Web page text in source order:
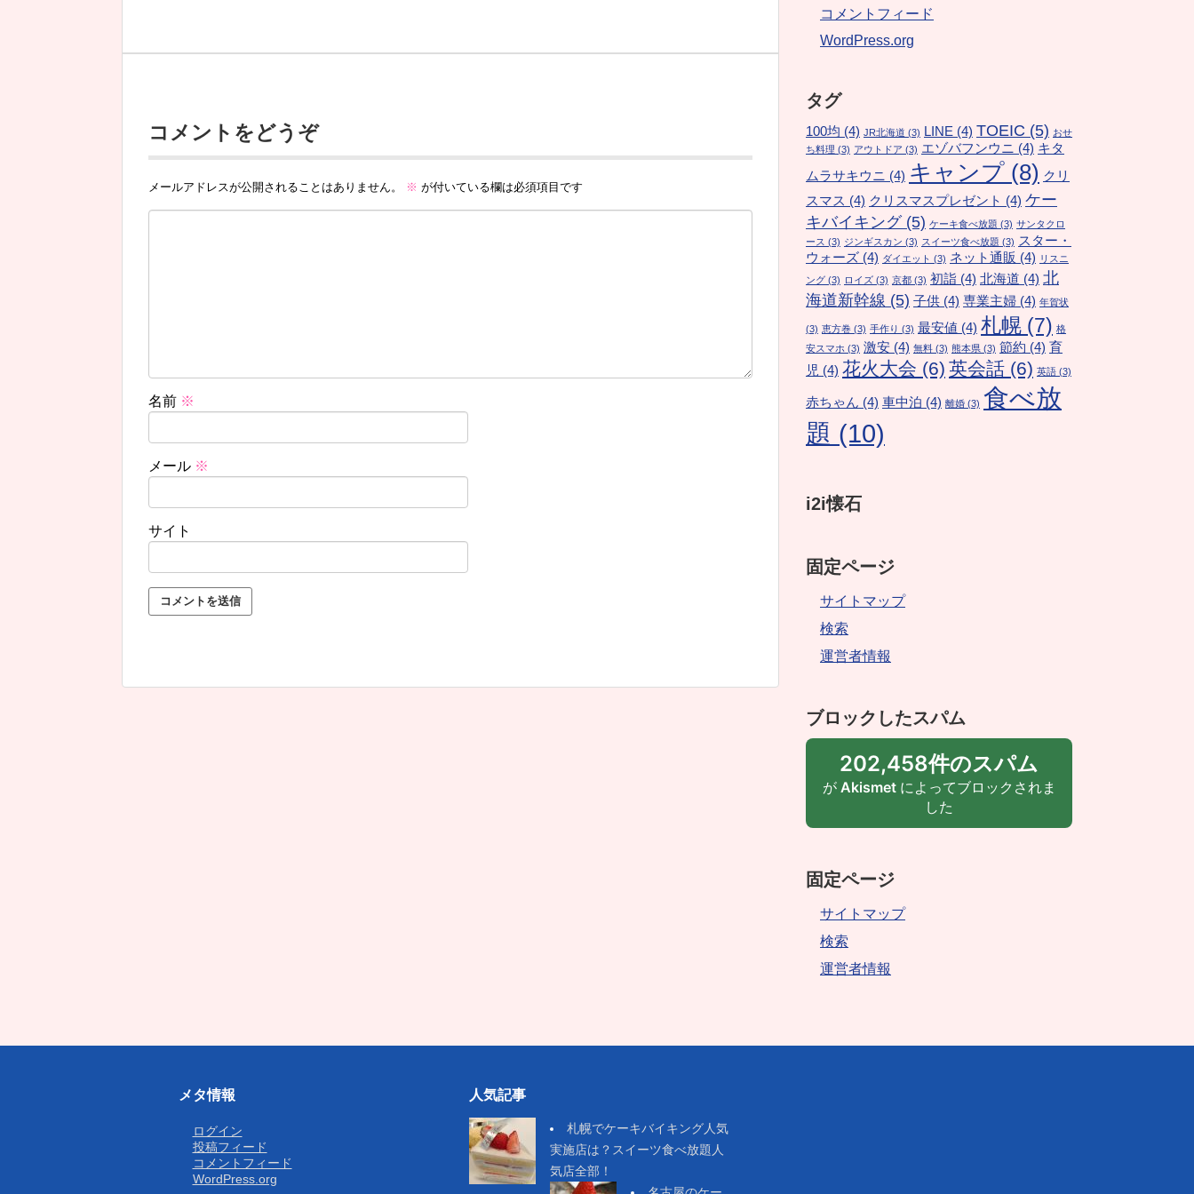
コメントをどうぞ
メールアドレスが公開されることはありません。 ※ が付いている欄は必須項目です
名前 ※
メール ※
サイト
コメントフィード
WordPress.org
タグ
100均 (4) JR北海道 (3) LINE (4) TOEIC (5) おせ
ち料理 (3) アウトドア (3) エゾバフンウニ (4) キタ
ムラサキウニ (4) キャンプ (8) クリ
スマス (4) クリスマスプレゼント (4) ケー
キバイキング(5) ケーキ食べ放題 (3) サンタクロ
ース (3) ジンギスカン (3) スイーツ食べ放題 (3) スター・
ウォーズ (4) ダイエット (3) ネット通販 (4) リスニ
ング (3) ロイズ (3) 京都 (3) 初詣 (4) 北海道 (4) 北
海道新幹線 (5) 子供 (4) 専業主婦 (4) 年賀状
(3) 恵方巻 (3) 手作り (3) 最安値 (4) 札幌 (7) 格
安スマホ (3) 激安 (4) 無料 (3) 熊本県 (3) 節約 (4) 育
児 (4) 花火大会 (6) 英会話 (6) 英語 (3)
赤ちゃん (4) 車中泊 (4) 離婚 (3) 食べ放
題 (10)
i2i懐石
固定ページ
サイトマップ
検索
運営者情報
ブロックしたスパム
202,458件のスパム
が Akismetによってブロックされま
した
固定ページ
サイトマップ
検索
運営者情報
メタ情報
ログイン
投稿フィード
コメントフィード
WordPress.org
人気記事
札幌でケーキバイキング人気
実施店は？スイーツ食べ放題人
気店全部！